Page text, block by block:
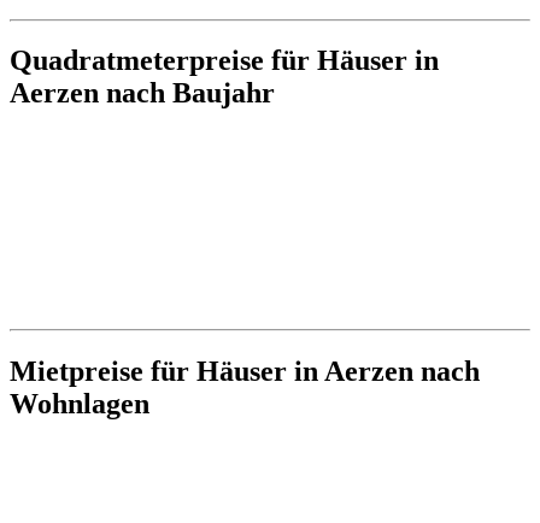
Quadratmeterpreise für Häuser in
Aerzen nach Baujahr
Mietpreise für Häuser in Aerzen nach
Wohnlagen